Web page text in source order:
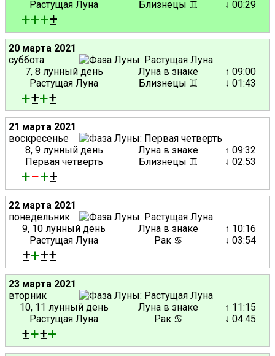
Растущая Луна
Близнецы ♊
↓ 00:29
+++±
20 марта 2021
суббота
7, 8 лунный день
Растущая Луна
Луна в знаке
Близнецы ♊
↑ 09:00
↓ 01:43
+±+±
21 марта 2021
воскресенье
8, 9 лунный день
Первая четверть
Луна в знаке
Близнецы ♊
↑ 09:32
↓ 02:53
+−+±
22 марта 2021
понедельник
9, 10 лунный день
Растущая Луна
Луна в знаке
Рак ♋
↑ 10:16
↓ 03:54
±+±±
23 марта 2021
вторник
10, 11 лунный день
Растущая Луна
Луна в знаке
Рак ♋
↑ 11:15
↓ 04:45
±+±+